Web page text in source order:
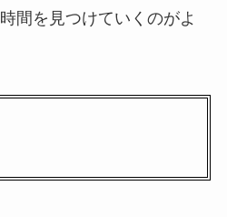
間を見つけていくのがよ